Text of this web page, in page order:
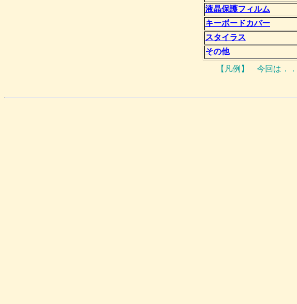
液晶保護フィルム
キーボードカバー
スタイラス
その他
【凡例】 今回は．．